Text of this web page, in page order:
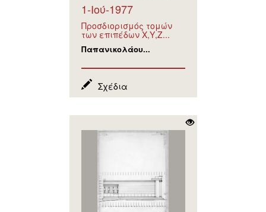
1-Ιού-1977
Προσδιορισμός τομών
των επιπέδων Χ,Υ,Ζ...
Παπανικολάου...
Σχέδια